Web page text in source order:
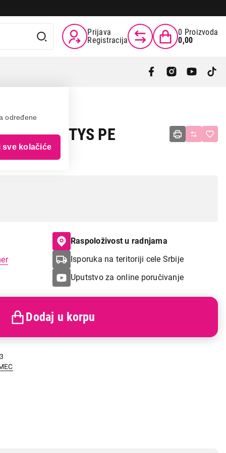
određene
sve kolačiće
Prijava
Registracija
0 Proizvoda
0,00
lcd neTYS PE
Raspoloživost u radnjama
Isporuka na teritoriji cele Srbije
Uputstvo za online poručivanje
Dodaj u korpu